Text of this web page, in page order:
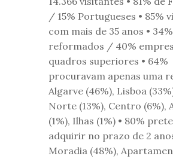
/ 15% Portugueses • 85%
com mais de 35 anos • 34%
reformados / 40%
quadros superiores • 64%
procuravam apenas uma
Algarve (46%), Lisboa
Norte (13%), Centro (6%),
(1%), Ilhas (1%) • 80%
adquirir no prazo de 2
Moradia (48%),